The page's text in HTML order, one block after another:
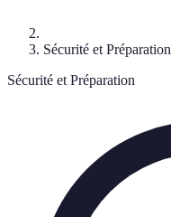
Sécurité et Préparation
Sécurité et Préparation